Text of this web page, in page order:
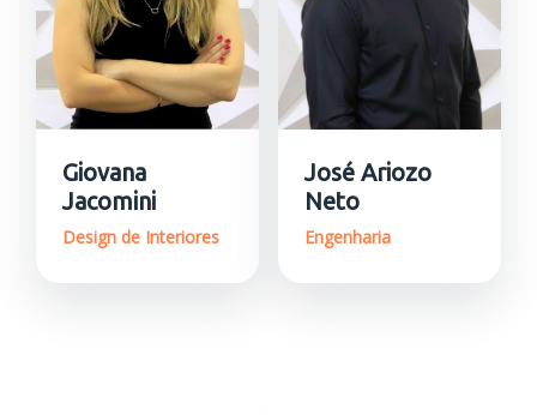
Giovana
Jacomini
Design de Interiores
José Ariozo
Neto
Engenharia